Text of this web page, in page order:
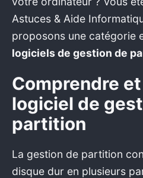
Astuces & Aide
proposons une catégorie
logiciels de gestion de
Comprendre
logiciel de
partition
La gestion de partition
disque dur en plusieurs